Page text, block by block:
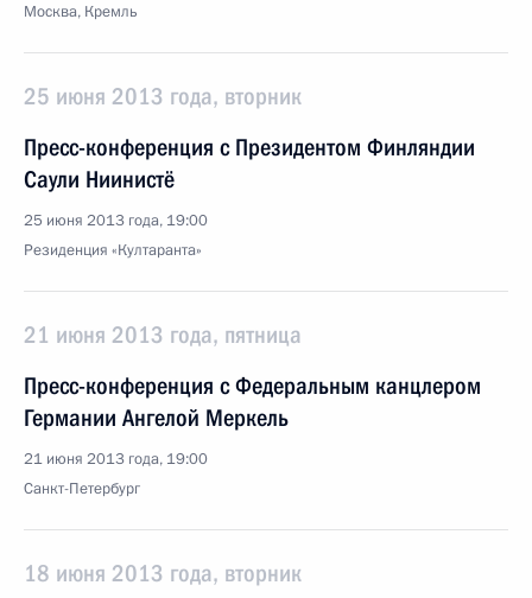
Москва, Кремль
25 июня 2013 года, вторник
Пресс-конференция с Президентом Финляндии
Саули Ниинистё
25 июня 2013 года, 19:00
Резиденция «Култаранта»
21 июня 2013 года, пятница
Пресс-конференция с Федеральным канцлером
Германии Ангелой Меркель
21 июня 2013 года, 19:00
Санкт-Петербург
18 июня 2013 года, вторник